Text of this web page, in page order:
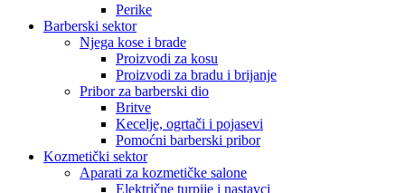
Perike
Barberski sektor
Njega kose i brade
Proizvodi za kosu
Proizvodi za bradu i brijanje
Pribor za barberski dio
Britve
Kecelje, ogrtači i pojasevi
Pomoćni barberski pribor
Kozmetički sektor
Aparati za kozmetičke salone
Električne turpije i nastavci